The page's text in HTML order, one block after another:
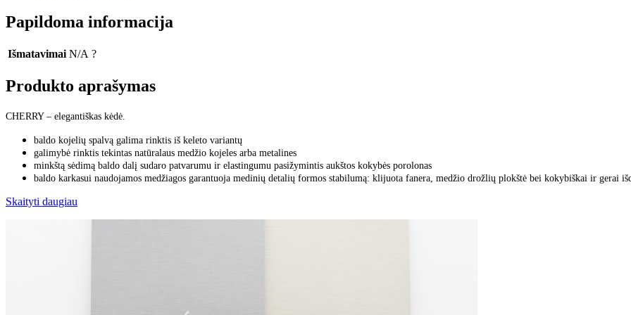
Papildoma informacija
Išmatavimai N/A ?
Produkto aprašymas
CHERRY – elegantiškas kėdė.
baldo kojelių spalvą galima rinktis iš keleto variantų
galimybė rinktis tekintas natūralaus medžio kojeles arba metalines
minkštą sėdimą baldo dalį sudaro patvarumu ir elastingumu pasižymintis aukštos kokybės porolonas
baldo karkasui naudojamos medžiagos garantuoja medinių detalių formos stabilumą: klijuota fanera, medžio drožlių plokštė bei kokybiškai ir gerai
Skaityti daugiau